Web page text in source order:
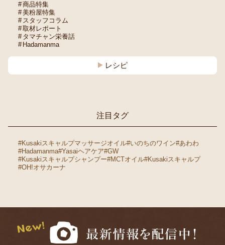
商品特集
美粉屋特集
スタッフコラム
取材レポート
タマチャン栄養話
Hadamanma
レシピ
注目タグ
#Kusakiスキャルプマッサージオイル#いのちのワイン#あわわ
#Hadamanma#Yasaiヘアケア#GW
#Kusakiスキャルプシャンプー#MCTオイル#Kusakiスキャルプ
#OH!オサカーナ